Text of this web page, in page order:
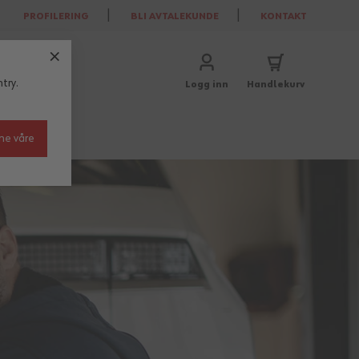
PROFILERING BLI AVTALEKUNDE KONTAKT
Logg inn Handlekurv
våre